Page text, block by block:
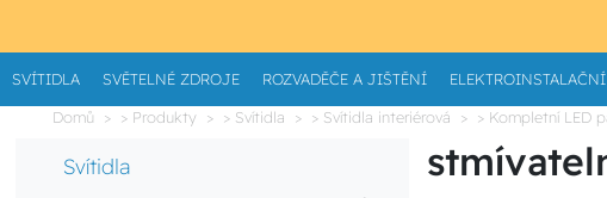
SVÍTIDLA SVĚTELNÉ ZDROJE ROZVADĚČE A JIŠTĚNÍ ELEKTROINSTALAČNÍ
Domů > Produkty > Svítidla > Svítidla interiérová > Kompletní LED
Svítidla